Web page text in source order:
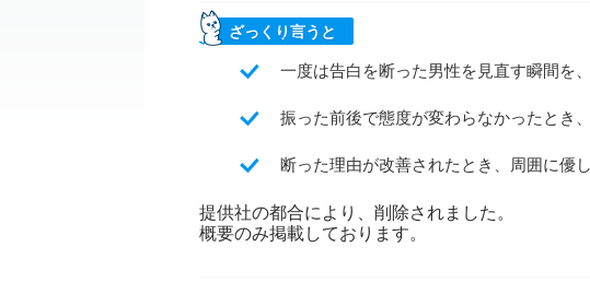
ざっくり言うと
一度は告白を断った男性を見直す瞬間を
振った前後で態度が変わらなかったとき
断った理由が改善されたとき、周囲に優
提供社の都合により、削除されました。
概要のみ掲載しております。